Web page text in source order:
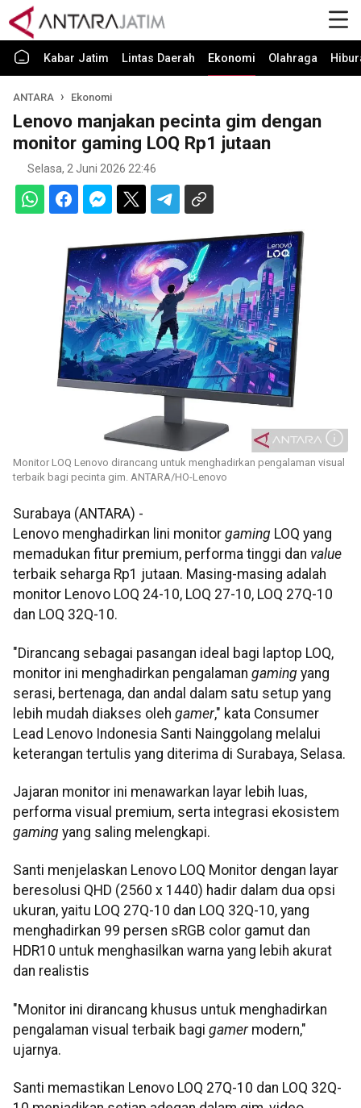
Kabar Jatim Lintas Daerah Ekonomi Olahraga
ANTARA Ekonomi
Lenovo manjakan pecinta gim dengan
monitor gaming LOQ Rp1 jutaan
Selasa, 2 Juni 2026 22:46
Monitor LOQ Lenovo dirancang untuk menghadirkan pengalaman visual
terbaik bagi pecinta gim. ANTARA/HO-Lenovo
Surabaya (ANTARA) -
Lenovo menghadirkan lini monitor gaming LOQ yang
memadukan fitur premium, performa tinggi dan value
terbaik seharga Rp1 jutaan. Masing-masing adalah
monitor Lenovo LOQ 24-10, LOQ 27-10, LOQ 27Q-10
dan LOQ 32Q-10.
"Dirancang sebagai pasangan ideal bagi laptop LOQ,
monitor ini menghadirkan pengalaman gaming yang
serasi, bertenaga, dan andal dalam satu setup yang
lebih mudah diakses oleh gamer," kata Consumer
Lead Lenovo Indonesia Santi Nainggolang melalui
keterangan tertulis yang diterima di Surabaya, Selasa.
Jajaran monitor ini menawarkan layar lebih luas,
performa visual premium, serta integrasi ekosistem
gaming yang saling melengkapi.
Santi menjelaskan Lenovo LOQ Monitor dengan layar
beresolusi QHD (2560 x 1440) hadir dalam dua opsi
ukuran, yaitu LOQ 27Q-10 dan LOQ 32Q-10, yang
menghadirkan 99 persen sRGB color gamut dan
HDR10 untuk menghasilkan warna yang lebih akurat
dan realistis
"Monitor ini dirancang khusus untuk menghadirkan
pengalaman visual terbaik bagi gamermodern,"
ujarnya.
Santi memastikan Lenovo LOQ 27Q-10 dan LOQ 32Q-